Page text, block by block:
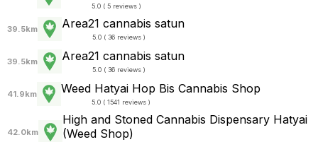
5.0 ( 5 reviews )
39.5km Area21 cannabis satun
5.0 ( 36 reviews )
39.5km Area21 cannabis satun
5.0 ( 36 reviews )
41.9km Weed Hatyai Hop Bis Cannabis Shop
5.0 ( 1541 reviews )
42.0km
High and Stoned Cannabis Dispensary Hatyai
(Weed Shop)